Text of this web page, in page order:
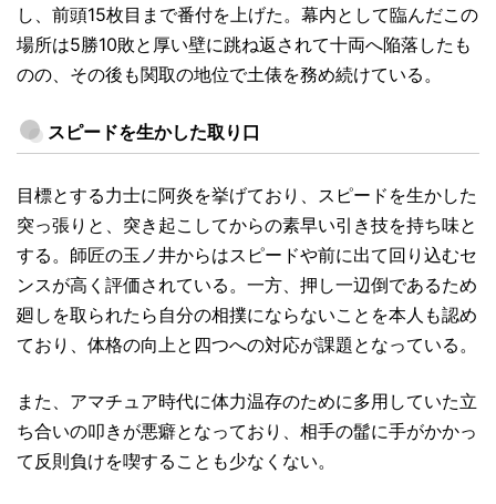
し、前頭15枚目まで番付を上げた。幕内として臨んだこの
場所は5勝10敗と厚い壁に跳ね返されて十両へ陥落したも
のの、その後も関取の地位で土俵を務め続けている。
スピードを生かした取り口
目標とする力士に阿炎を挙げており、スピードを生かした
突っ張りと、突き起こしてからの素早い引き技を持ち味と
する。師匠の玉ノ井からはスピードや前に出て回り込むセ
ンスが高く評価されている。一方、押し一辺倒であるため
廻しを取られたら自分の相撲にならないことを本人も認め
ており、体格の向上と四つへの対応が課題となっている。
また、アマチュア時代に体力温存のために多用していた立
ち合いの叩きが悪癖となっており、相手の髷に手がかかっ
て反則負けを喫することも少なくない。